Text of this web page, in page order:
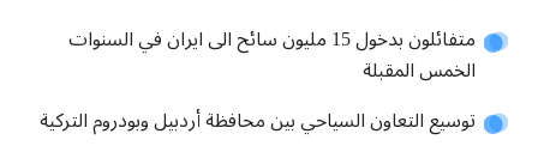
متفائلون بدخول 15 مليون سائح الى ايران في السنوات
الخمس المقبلة
توسيع التعاون السياحي بين محافظة أردبيل وبودروم التركية